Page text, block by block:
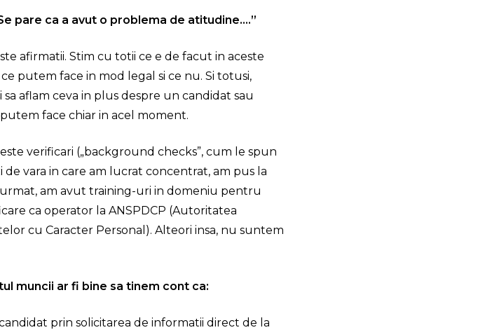
pare ca a avut o problema de atitudine….”
afirmatii. Stim cu totii ce e de facut in aceste
putem face in mod legal si ce nu. Si totusi,
aflam ceva in plus despre un candidat sau
face chiar in acel moment.
verificari („background checks”, cum le spun
vara in care am lucrat concentrat, am pus la
am avut training-uri in domeniu pentru
ca operator la ANSPDCP (Autoritatea
cu Caracter Personal). Alteori insa, nu suntem
muncii ar fi bine sa tinem cont ca:
prin solicitarea de informatii direct de la